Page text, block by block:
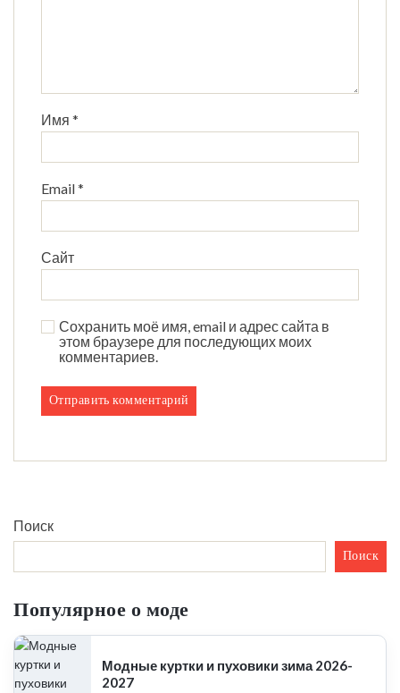
Имя *
Email*
Сайт
Сохранить моё имя, email и адрес сайта в
этом браузере для последующих моих
комментариев.
Поиск
Поиск
Популярное о моде
Модные куртки и пуховики зима 2026-
2027